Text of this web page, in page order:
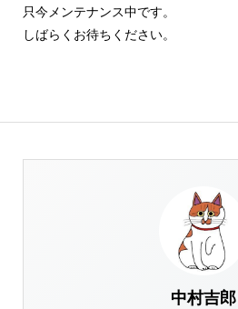
只今メンテナンス中です。
しばらくお待ちください。
中村吉郎